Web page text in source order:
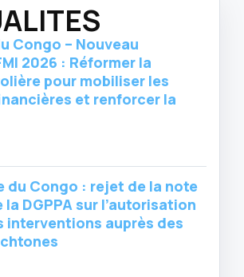
Congo – Nouveau
2026 : Réformer la
pour mobiliser les
et renforcer la
du Congo : rejet de la note
DGPPA sur l’autorisation
interventions auprès des